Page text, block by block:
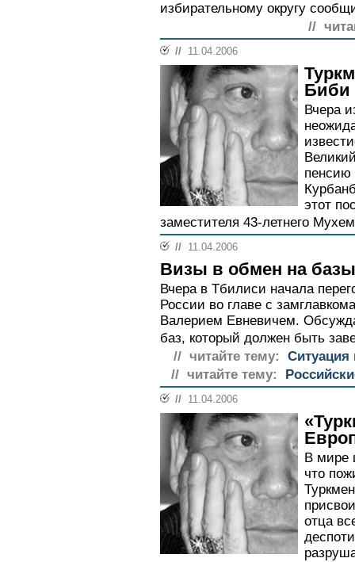
избирательному округу
//
// 11.04.2006
Биби
Вчера
пенсию
этот
заместителя 43-летнего
// 11.04.2006
Визы в обмен на базы
Вчера в Тбилиси начала
России во главе с
Валерием Евневичем.
баз, который должен быть
// читайте тему:
Ситуация
// читайте тему:
// 11.04.2006
В мире
что
отца